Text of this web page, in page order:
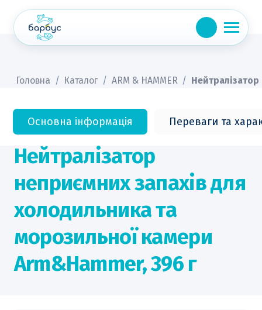
content
Головна / Каталог / ARM & HAMMER /
Основна інформація Переваги та
Нейтралізатор
неприємних запахів для
холодильника та
морозильної камери
Arm&Hammer, 396 г